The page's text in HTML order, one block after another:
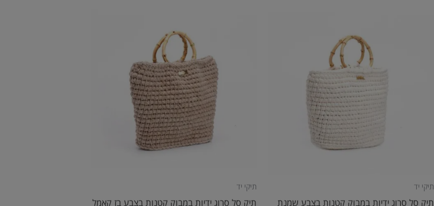
תיקי יד
תיק סל סרוג ידיות במבוק קטנות בצבע שמנת
תיקי יד
תיק סל סרוג ידיות במבוק קטנות בצבע בז קאמל